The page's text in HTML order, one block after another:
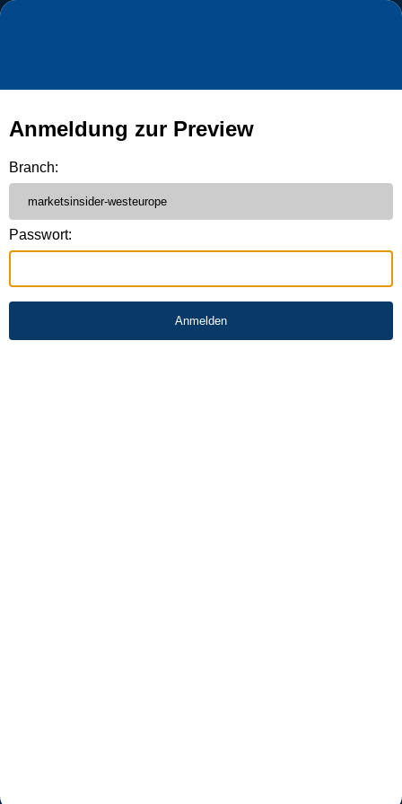
Anmeldung zur Preview
Branch:
Passwort: